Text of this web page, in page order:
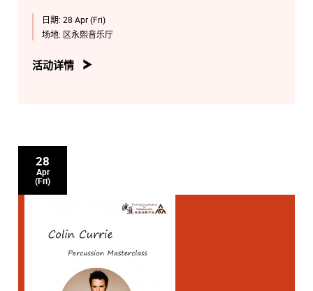
日期: 28 Apr (Fri)
场地: 区永熙音乐厅
活动详情
28
Apr
(Fri)